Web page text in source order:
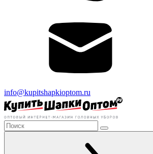
info@kupitshapkioptom.ru